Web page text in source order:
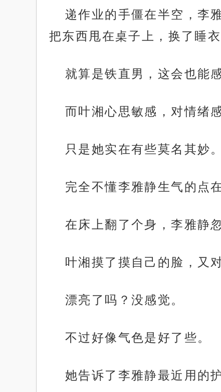
递作业的手僵在半空，李
把东西甩在桌子上，换了睡衣
就算是铁直男，这会也能
而叶湘心思敏感，对情绪
只是她实在有些莫名其妙。
完全不懂李雅静生气的点
在床上翻了个身，李雅静
叶湘摸了摸自己的脸，又
漂亮了吗？没感觉。
不过好像气色是好了些。
她告诉了李雅静最近用的